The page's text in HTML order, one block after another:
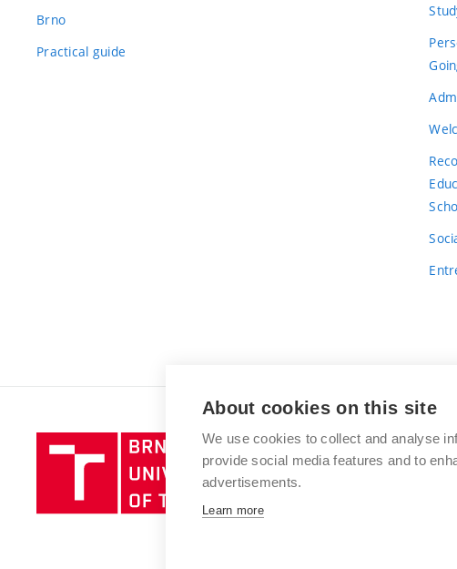
Brno
Practical guide
Brno
University
of
About cookies on this site
We use cookies to collect and analyse
provide social media features and to
advertisements.
Learn more